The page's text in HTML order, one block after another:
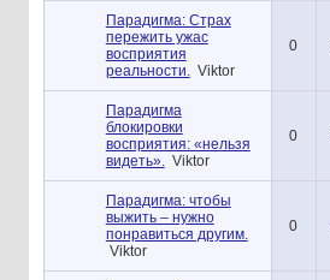
Парадигма: Страх
пережить ужас
восприятия
реальности.
Viktor
0
Парадигма
блокировки
восприятия: «нельзя
видеть».
Viktor
0
Парадигма: чтобы
выжить – нужно
понравиться другим.
Viktor
0